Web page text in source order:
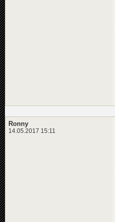
Ronny
14.05.2017 15:11